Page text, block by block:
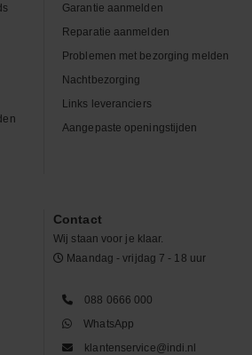
Garantie aanmelden
Reparatie aanmelden
Problemen met bezorging melden
Nachtbezorging
Links leveranciers
Aangepaste openingstijden
Contact
Wij staan voor je klaar.
Maandag - vrijdag 7 - 18 uur
088 0666 000
WhatsApp
klantenservice@indi.nl